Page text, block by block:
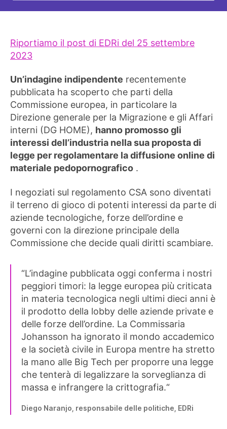
Riportiamo il post di EDRi del 25 settembre
2023
Un’indagine indipendente recentemente
pubblicata ha scoperto che parti della
Commissione europea, in particolare la
Direzione generale per la Migrazione e gli Affari
interni (DG HOME), hanno promossogli
interessi dell’industria nella sua proposta di
legge per regolamentare la diffusione online di
materiale pedopornografico .
I negoziati sul regolamento CSA sono diventati
il ​​terreno di gioco di potenti interessi da parte di
aziende tecnologiche, forze dell’ordine e
governi con la direzione principale della
Commissione che decide quali diritti scambiare.
“L’indagine pubblicata oggi conferma i nostri
peggiori timori: la legge europea più criticata
in materia tecnologica negli ultimi dieci anni è
il prodotto della lobby delle aziende private e
delle forze dell’ordine. La Commissaria
Johansson ha ignorato il mondo accademico
e la società civile in Europa mentre ha stretto
la mano alle Big Tech per proporre una legge
che tenterà di legalizzare la sorveglianza di
massa e infrangere la crittografia.“
Diego Naranjo, responsabile delle politiche, EDRi